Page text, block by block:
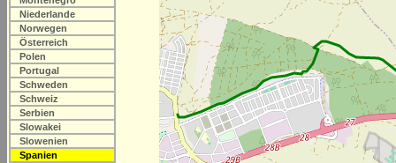
Niederlande
Norwegen
Österreich
Polen
Portugal
Schweden
Schweiz
Serbien
Slowakei
Slowenien
Spanien